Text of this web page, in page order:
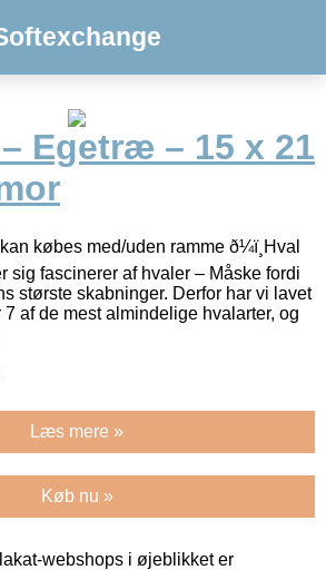
Egetræ – 15 x 21
købes med/uden ramme ð¼ï¸Hval
sig fascinerer af hvaler – Måske fordi
største skabninger. Derfor har vi lavet
af de mest almindelige hvalarter, og
Læs mere »
Køb nu »
webshops i øjeblikket er